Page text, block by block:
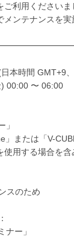
利用くださいま
メンテナンスを
本時間 GMT+9
00:00 〜 06:00
たは「V-
する場合を含
スのため
ー」